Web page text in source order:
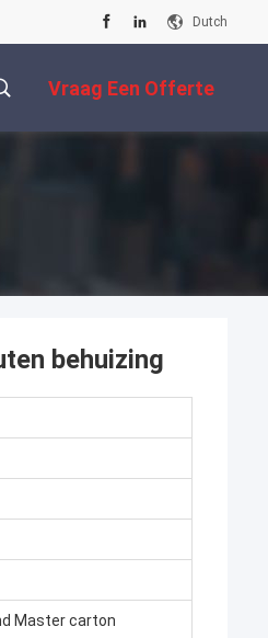
Dutch
Vraag Een Offerte
behuizing
Master carton